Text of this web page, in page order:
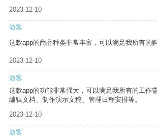
2023-12-10
游客
这款app的商品种类非常丰富，可以满足我所有的购
2023-12-10
游客
这款app的功能非常强大，可以满足我所有的工作
编辑文档、制作演示文稿、管理日程安排等。
2023-12-10
游客